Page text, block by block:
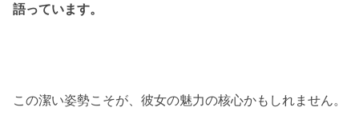
語っています。
この潔い姿勢こそが、彼女の魅力の核心かもしれません。